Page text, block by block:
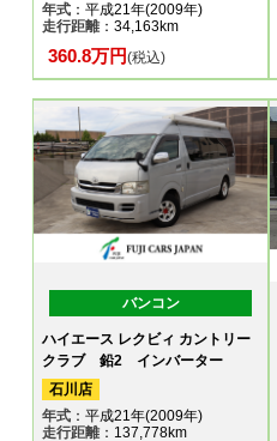
年式 ：平成21年(2009年)
走行距離：34,163km
360.8万円(税込)
バンコン
ハイエース レクビィ カントリー
クラブ 鉛2 インバーター
石川店
年式 ：平成21年(2009年)
走行距離：137,778km